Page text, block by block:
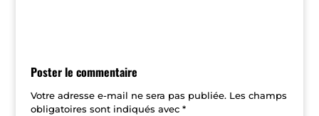
Poster le commentaire
Votre adresse e-mail ne sera pas publiée. Les champs
obligatoires sont indiqués avec *